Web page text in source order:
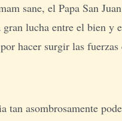
sane, el Papa San
gran lucha entre el bien
hacer surgir las
tan asombrosamente